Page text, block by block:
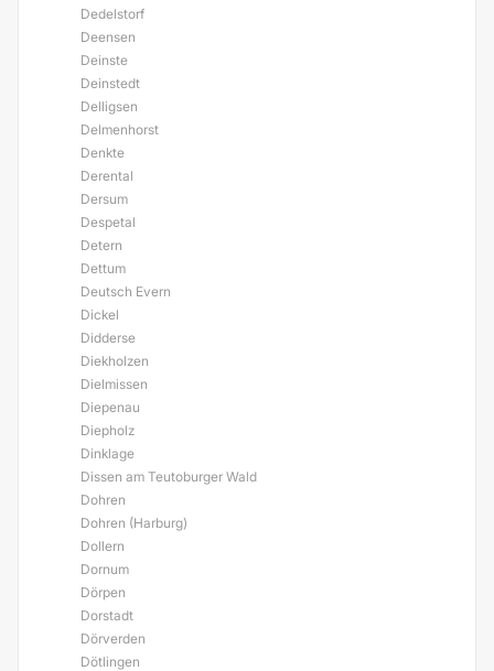
Dedelstorf
Deensen
Deinste
Deinstedt
Delligsen
Delmenhorst
Denkte
Derental
Dersum
Despetal
Detern
Dettum
Deutsch Evern
Dickel
Didderse
Diekholzen
Dielmissen
Diepenau
Diepholz
Dinklage
Dissen am Teutoburger Wald
Dohren
Dohren (Harburg)
Dollern
Dornum
Dörpen
Dorstadt
Dörverden
Dötlingen